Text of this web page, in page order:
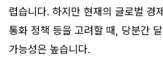
렵습니다. 하지만 현재의 글로벌 경
통화 정책 등을 고려할 때, 당분간
가능성은 높습니다.